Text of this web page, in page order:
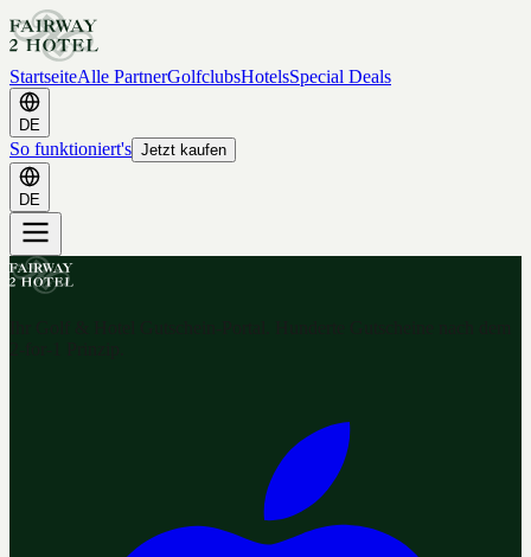
StartseiteAlle PartnerGolfclubsHotelsSpecial Deals
DE
So funktioniert's Jetzt kaufen
DE